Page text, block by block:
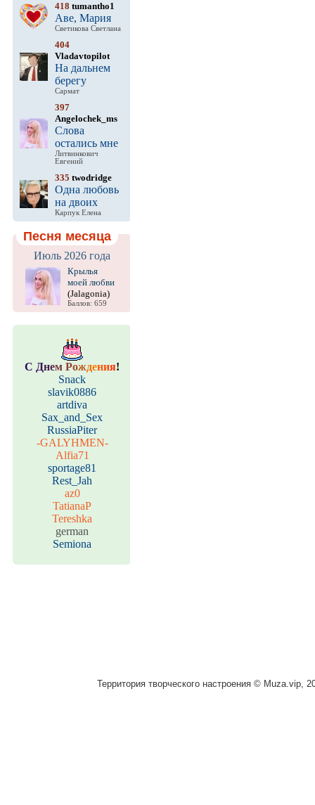
418 tumantho1
Аве, Мария
Светикова Светлана
404
Vladavtopilot
На дальнем
берегу
Сармат
397
Angelochek_ms
Слова
остались мне
Литвинкович
Евгений
335 twodridge
Одна любовь
на двоих
Карпук Елена
Песня месяца
Июль 2026 года
Крылья
моей любви
(Jalagonia)
Баллов: 659
С Днем Рождения!
Snack
slavik0886
artdiva
Sax_and_Sex
RussiaPiter
-GALYHMEN-
Alfia71
sportage81
Rest_Jah
az0
TatianaP
Tereshka
german
Semiona
Территория творческого настроения © Muza.vip,